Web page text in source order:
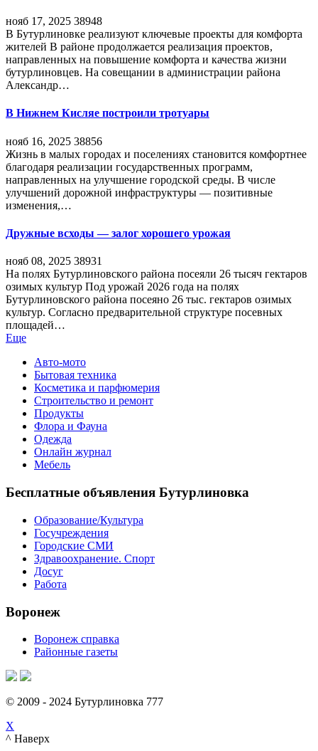
нояб 17, 2025 38948
В Бутурлиновке реализуют ключевые проекты для комфорта
жителей В районе продолжается реализация проектов,
направленных на повышение комфорта и качества жизни
бутурлиновцев. На совещании в администрации района
Александр…
В Нижнем Кисляе построили тротуары
нояб 16, 2025 38856
Жизнь в малых городах и поселениях становится комфортнее
благодаря реализации государственных программ,
направленных на улучшение городской среды. В числе
улучшений дорожной инфраструктуры — позитивные
изменения,…
Дружные всходы — залог хорошего урожая
нояб 08, 2025 38931
На полях Бутурлиновского района посеяли 26 тысяч гектаров
озимых культур Под урожай 2026 года на полях
Бутурлиновского района посеяно 26 тыс. гектаров озимых
культур. Согласно предварительной структуре посевных
площадей…
Еще
Авто-мото
Бытовая техника
Косметика и парфюмерия
Строительство и ремонт
Продукты
Флора и Фауна
Одежда
Онлайн журнал
Мебель
Бесплатные объявления Бутурлиновка
Образование/Культура
Госучреждения
Городские СМИ
Здравоохранение. Спорт
Досуг
Работа
Воронеж
Воронеж справка
Районные газеты
© 2009 - 2024 Бутурлиновка 777
X
^ Наверх